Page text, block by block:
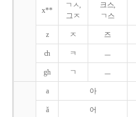
x**
ㄱㅅ,
그ㅈ
크스,
ㄱ스
z ㅈ 즈
ch ㅋ ㅡ
gh ㄱ ㅡ
a 아
ǎ 어